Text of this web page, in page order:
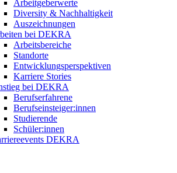
Arbeitgeberwerte
Diversity & Nachhaltigkeit
Auszeichnungen
bei DEKRA
Arbeitsbereiche
Standorte
Entwicklungsperspektiven
Karriere Stories
bei DEKRA
Berufserfahrene
Berufseinsteiger:innen
Studierende
Schüler:innen
DEKRA